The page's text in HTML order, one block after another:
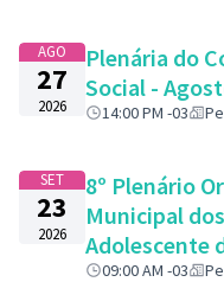
AGO
27
2026
Plenária do
Social -
14:00 PM -03
SET
23
2026
8º Plenário
Municipal
Adolescente
09:00 AM -03